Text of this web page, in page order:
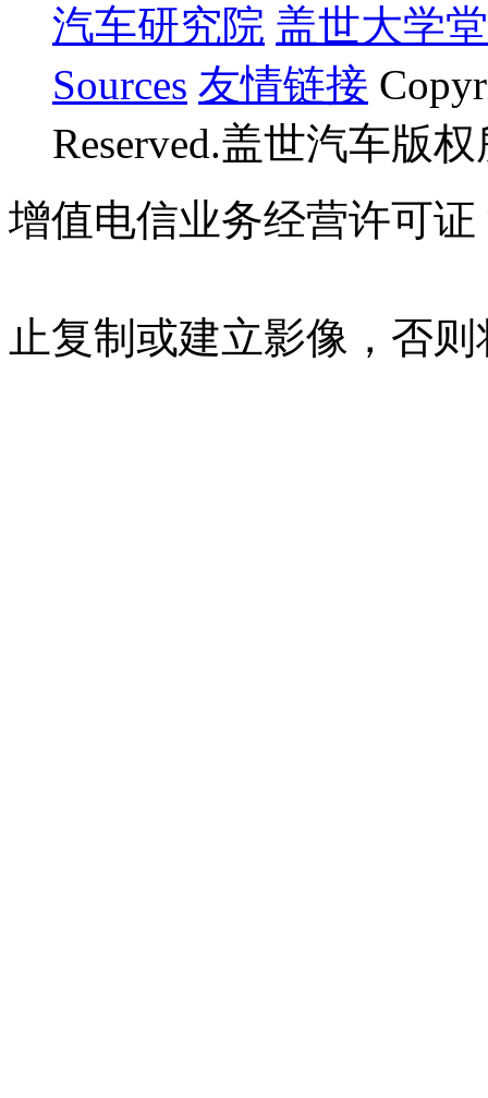
汽车研究院 盖世大学堂
Sources 友情链接
Reserved.盖世汽车版
增值电信业务经营许可证
止复制或建立影像，否